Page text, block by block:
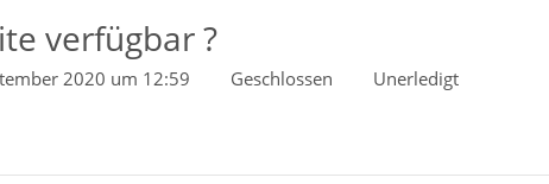
verfügbar ?
2020 um 12:59 Geschlossen Unerledigt